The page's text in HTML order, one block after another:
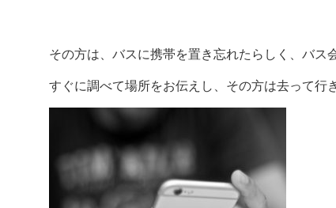
その方は、バスに携帯を置き忘れたらしく、バス
すぐに調べて場所をお伝えし、その方は去って行